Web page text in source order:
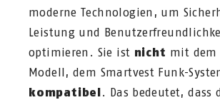
moderne Technologien, um
Leistung und
optimieren. Sie ist nicht mit dem
Modell, dem Smartvest Funk-
kompatibel. Das bedeutet, dass